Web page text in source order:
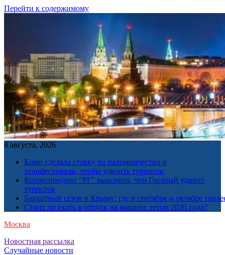
Перейти к содержимому
8 августа, 2026
Коми сделала ставку на паломничество и
этнофестивали, чтобы удвоить турпоток
Корреспондент “РГ” выяснила, чем Грозный удивит
туристов
Бархатный сезон в Крыму: где в сентябре и октябре
Стоит ли ехать в отпуск на машине летом 2026 года?
Москва
Новостная рассылка
Случайные новости